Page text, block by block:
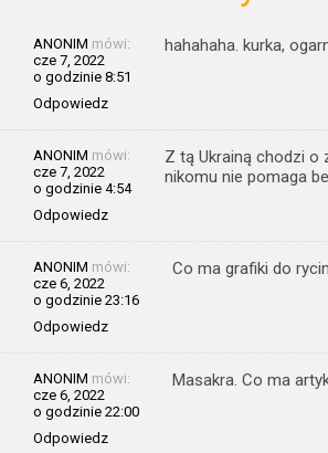
ANONIM mówi:
cze 7, 2022
o godzinie 8:51
Odpowiedz
hahahaha. kurka,
ANONIM mówi:
cze 7, 2022
o godzinie 4:54
Odpowiedz
Z tą Ukrainą chodzi o
nikomu nie pomaga
ANONIM mówi:
cze 6, 2022
o godzinie 23:16
Odpowiedz
Co ma grafiki do
ANONIM mówi:
cze 6, 2022
o godzinie 22:00
Odpowiedz
Masakra. Co ma